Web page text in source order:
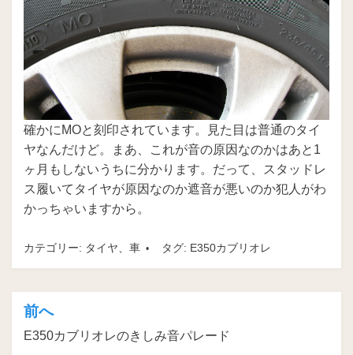
確かにMOと刻印されています。見た目は普通のタイ
ヤなんだけど。まあ、これが音の原因なのかはあと1
ヶ月もしないうちに分かります。だって、スタッドレ
ス履いてタイヤが原因なのか遮音が悪いのか犯人がわ
かっちゃいますから。
カテゴリー: タイヤ 車 タグ: E350カブリオレ
投
稿
前へ
E350カブリオレのきしみ音パレード